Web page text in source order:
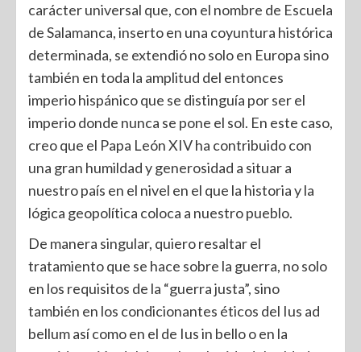
carácter universal que, con el nombre de Escuela
de Salamanca, inserto en una coyuntura histórica
determinada, se extendió no solo en Europa sino
también en toda la amplitud del entonces
imperio hispánico que se distinguía por ser el
imperio donde nunca se pone el sol. En este caso,
creo que el Papa León XIV ha contribuido con
una gran humildad y generosidad a situar a
nuestro país en el nivel en el que la historia y la
lógica geopolítica coloca a nuestro pueblo.
De manera singular, quiero resaltar el
tratamiento que se hace sobre la guerra, no solo
en los requisitos de la “guerra justa”, sino
también en los condicionantes éticos del Ius ad
bellum así como en el de Ius in bello o en la